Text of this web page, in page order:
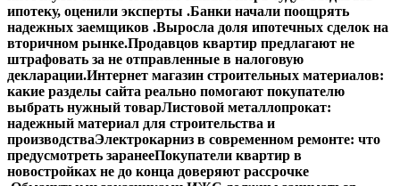
ипотеку, оценили эксперты .Банки начали поощрять
надежных заемщиков .Выросла доля ипотечных сделок на
вторичном рынке.Продавцов квартир предлагают не
штрафовать за не отправленные в налоговую
декларации.Интернет магазин строительных материалов:
какие разделы сайта реально помогают покупателю
выбрать нужный товарЛистовой металлопрокат:
надежный материал для строительства и
производстваЭлектрокарниз в современном ремонте: что
предусмотреть заранееПокупатели квартир в
новостройках не до конца доверяют рассрочке